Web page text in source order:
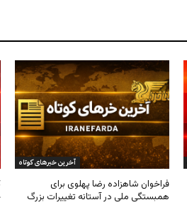
آخرین خبرهای کوتاه
فراخوان شاهزاده رضا پهلوی برای
همبستگی ملی در آستانه تغییرات بزرگ